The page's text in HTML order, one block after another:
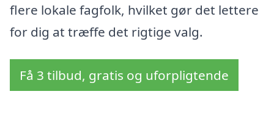
flere lokale fagfolk, hvilket gør det lettere
for dig at træffe det rigtige valg.
Få 3 tilbud, gratis og uforpligtende